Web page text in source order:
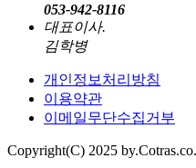
053-942-8116
대표이사.
김학병
개인정보처리방침
이용약관
이메일무단수집거부
Copyright(C) 2025